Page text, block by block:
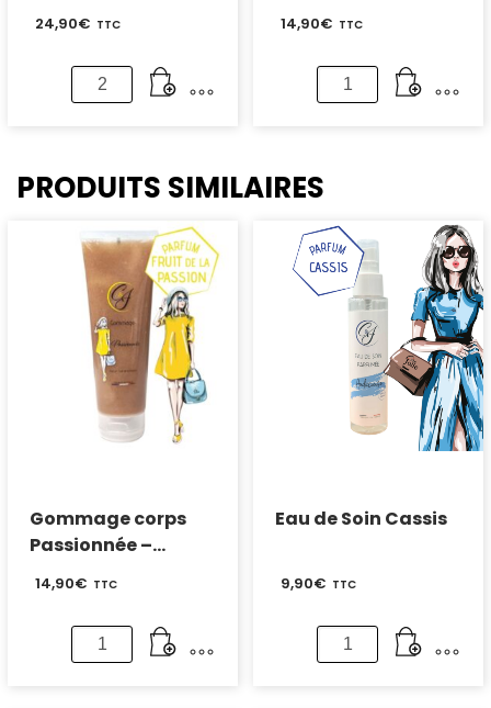
24,90€ TTC
quantité
de
poils
incarnés
14,90€ TTC
quantité
de
Audacieuse
-
Parfum
Cassis
PRODUITS SIMILAIRES
Gommage corps
Passionnée –
passion
14,90€ TTC
quantité
de
Eau de Soin Cassis
9,90€ TTC
quantité
de